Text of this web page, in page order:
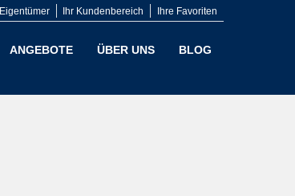
Ihre Favoriten
Ihr Kundenbereich
Eigentümer
ANGEBOTE ÜBER UNS BLOG